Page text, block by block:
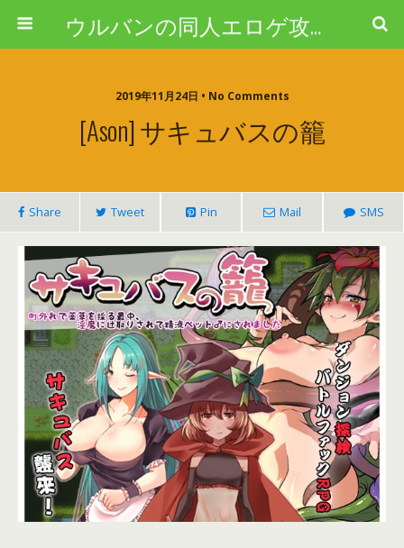
ウルバンの同人エロゲ攻略ブログ
2019年11月24日 • No Comments
[Ason] サキュバスの籠
Share Tweet Pin Mail SMS